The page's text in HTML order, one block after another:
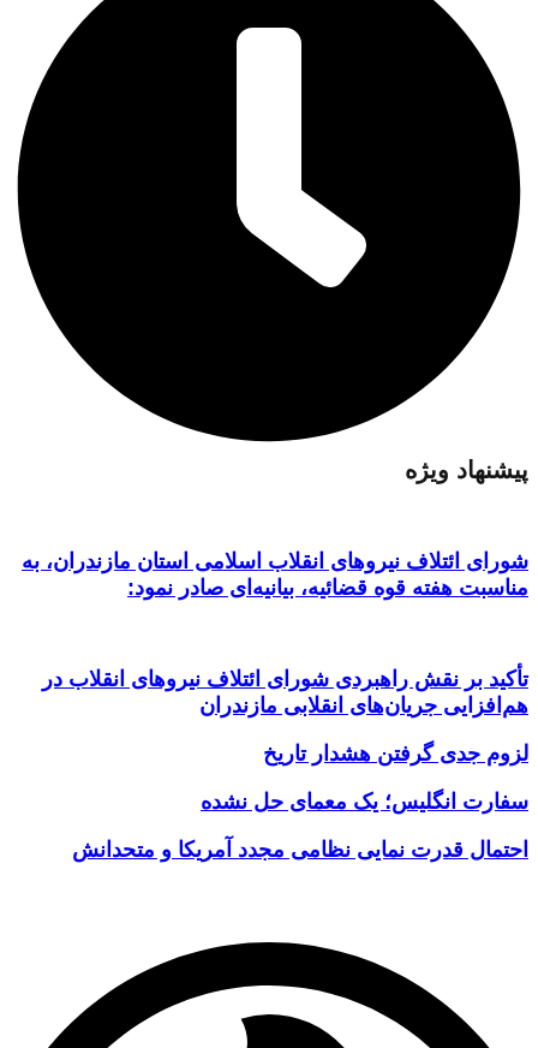
پیشنهاد ویژه
شورای ائتلاف نیروهای انقلاب اسلامی استان مازندران، به
مناسبت هفته قوه قضائیه، بیانیه‌ای صادر نمود:
تأکید بر نقش راهبردی شورای ائتلاف نیروهای انقلاب در
هم‌افزایی جریان‌های انقلابی مازندران
لزوم جدی گرفتن هشدار تاریخ
سفارت انگلیس؛ یک معمای حل نشده
احتمال قدرت نمایی نظامی مجدد آمریکا و متحدانش